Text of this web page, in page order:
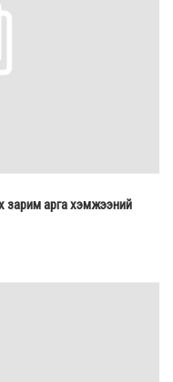
зарим арга хэмжээний